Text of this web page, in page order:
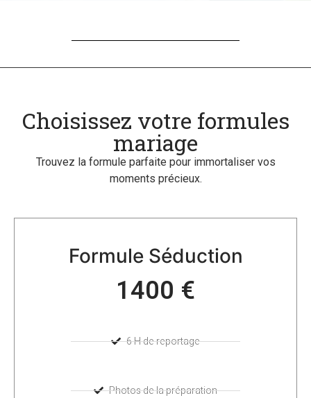
Choisissez votre formules
mariage
Trouvez la formule parfaite pour immortaliser vos
moments précieux.
Formule Séduction
1400 €
6 H de reportage
Photos de la préparation